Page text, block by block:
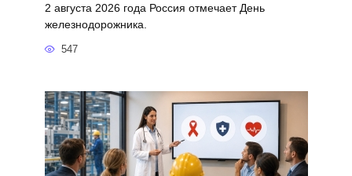
2 августа 2026 года Россия отмечает День
железнодорожника.
547